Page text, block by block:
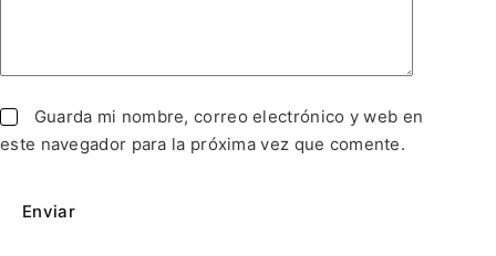
Guarda mi nombre, correo electrónico y web en
este navegador para la próxima vez que comente.
Enviar